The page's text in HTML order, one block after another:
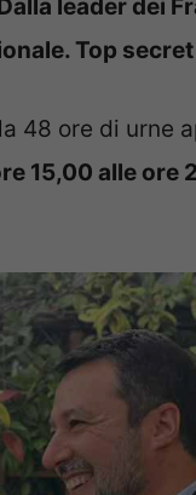
leader dei
Top
48 ore di urne
15,00 alle ore